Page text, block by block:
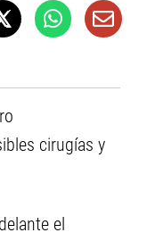
cirugías y
el